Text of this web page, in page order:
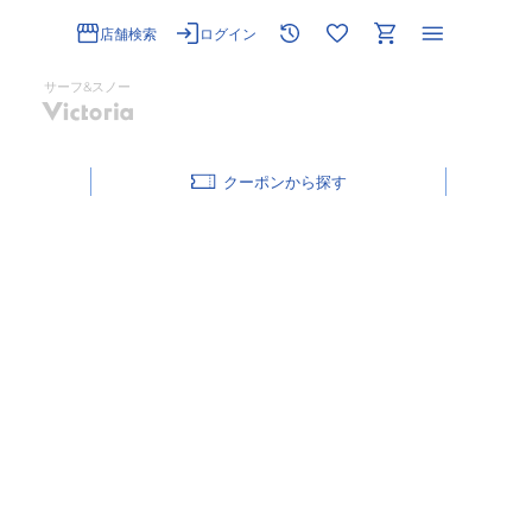
店舗検索 ログイン
サーフ&スノー
クーポン